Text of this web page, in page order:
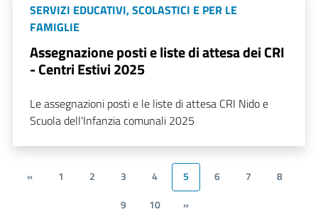
SERVIZI EDUCATIVI, SCOLASTICI E PER LE
FAMIGLIE
Assegnazione posti e liste di attesa dei CRI
- Centri Estivi 2025
Le assegnazioni posti e le liste di attesa CRI Nido e
Scuola dell'Infanzia comunali 2025
« 1 2 3 4 5 6 7
8
9
10 »